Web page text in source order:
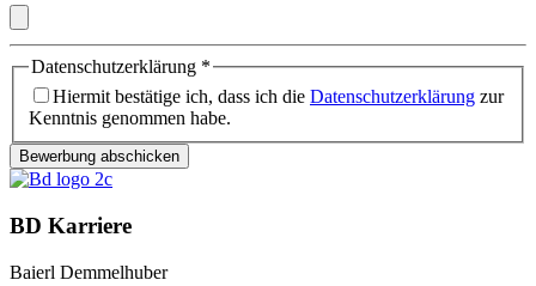
Datenschutzerklärung *
Hiermit bestätige ich, dass ich die Datenschutzerklärung zur
Kenntnis genommen habe.
Bewerbung abschicken
BD Karriere
Baierl Demmelhuber